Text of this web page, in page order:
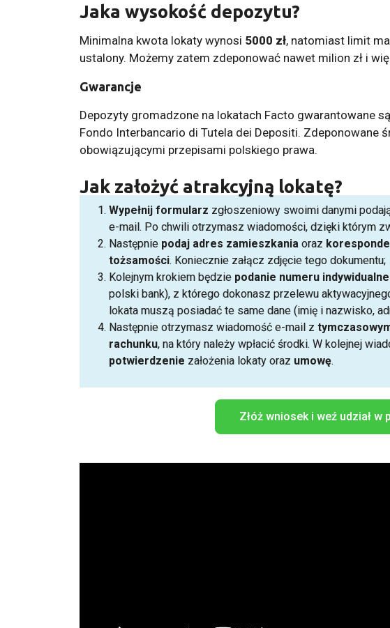
Jaka wysokość depozytu?
Minimalna kwota lokaty wynosi 5000 zł, natomiast limit
ustalony. Możemy zatem zdeponować nawet milion zł i
Gwarancje
Depozyty gromadzone na lokatach Facto gwarantowane
Fondo Interbancario di Tutela dei Depositi. Zdeponowane
obowiązującymi przepisami polskiego prawa.
Jak założyć atrakcyjną lokatę?
Wypełnij formularz zgłoszeniowy swoimi danymi
e-mail. Po chwili otrzymasz wiadomości, dzięki którym
Następnie podaj adres zamieszkania oraz
tożsamości. Koniecznie załącz zdjęcie tego dokumentu;
Kolejnym krokiem będzie podanie numeru
polski bank), z którego dokonasz przelewu
lokata muszą posiadać te same dane (imię i nazwisko,
Następnie otrzymasz wiadomość e-mail z
rachunku, na który należy wpłacić środki. W kolejnej
potwierdzenie założenia lokaty oraz umowę.
Złóż wniosek i weź udział w